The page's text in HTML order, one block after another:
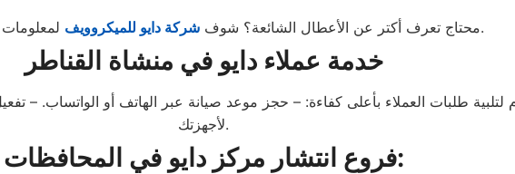
محتاج تعرف أكتر عن الأعطال الشائعة؟ شوف شركة دايو للميكروويف لمعلومات أكتر ومفيدة.
خدمة عملاء دايو في منشاة القناطر
لتلبية طلبات العملاء بأعلى كفاءة: – حجز موعد صيانة عبر الهاتف أو الواتساب. –
لأجهزتك.
فروع انتشار مركز دايو في المحافظات: